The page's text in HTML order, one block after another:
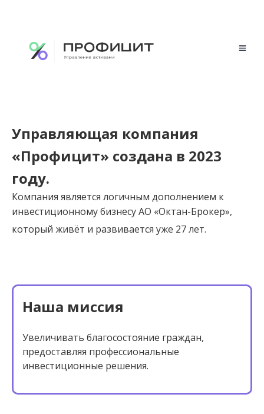
Управляющая компания
«Профицит» создана в 2023
году.
Компания является логичным дополнением к
инвестиционному бизнесу АО «Октан-Брокер»,
который живёт и развивается уже 27 лет.
Наша миссия
Увеличивать благосостояние граждан,
предоставляя профессиональные
инвестиционные решения.